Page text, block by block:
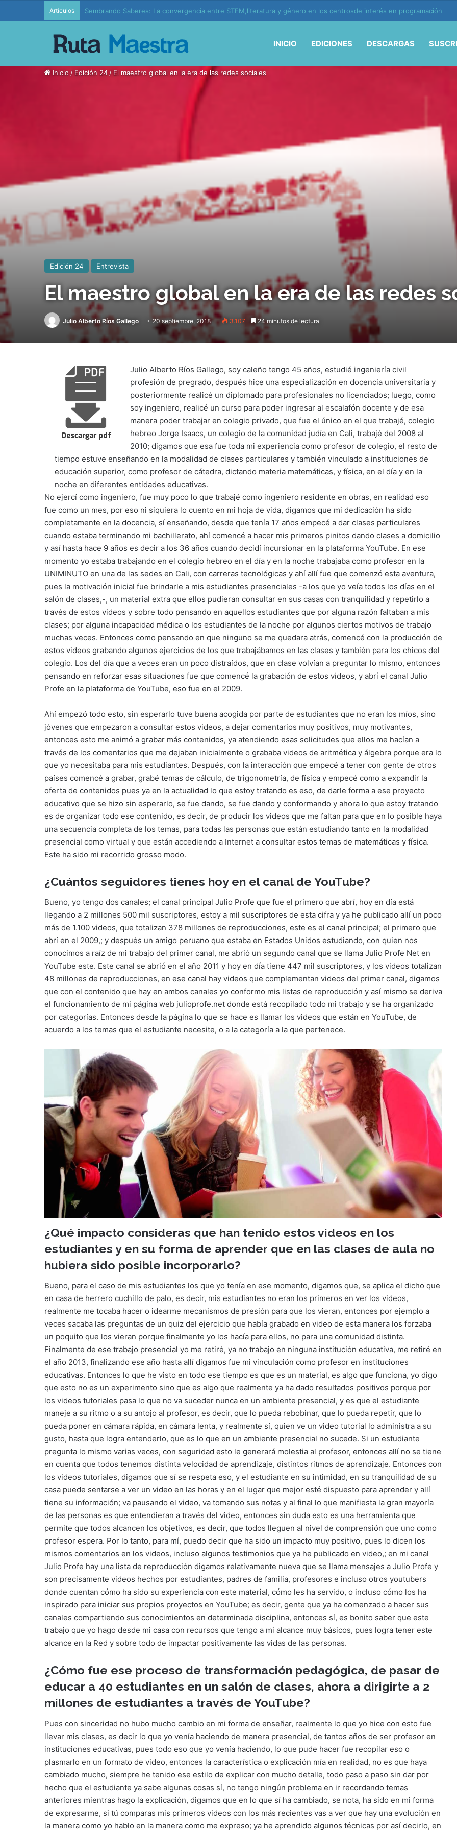
Artículos Edición 37 – Generaciones conectadas: educación y vida en la era de la IA
INICIO EDICIONES DESCARGAS
Inicio /Edición 24 /El maestro global en la era de las redes sociales
Edición 24 Entrevista
El maestro global en la era de las redes
Julio Alberto Ríos Gallego 20 septiembre, 2018 3.107 24 minutos de lectura
Julio Alberto Ríos Gallego, soy caleño tengo 45 años, estudié ingeniería civil
profesión de pregrado, después hice una especialización en docencia universitaria y
posteriormente realicé un diplomado para profesionales no licenciados; luego, como
soy ingeniero, realicé un curso para poder ingresar al escalafón docente y de esa
manera poder trabajar en colegio privado, que fue el único en el que trabajé, colegio
hebreo Jorge Isaacs, un colegio de la comunidad judía en Cali, trabajé del 2008 al
2010; digamos que esa fue toda mi experiencia como profesor de colegio, el resto de
tiempo estuve enseñando en la modalidad de clases particulares y también vinculado a instituciones de
educación superior, como profesor de cátedra, dictando materia matemáticas, y física, en el día y en la
noche en diferentes entidades educativas.
No ejercí como ingeniero, fue muy poco lo que trabajé como ingeniero residente en obras, en realidad eso
fue como un mes, por eso ni siquiera lo cuento en mi hoja de vida, digamos que mi dedicación ha sido
completamente en la docencia, sí enseñando, desde que tenía 17 años empecé a dar clases particulares
cuando estaba terminando mi bachillerato, ahí comencé a hacer mis primeros pinitos dando clases a domicilio
y así hasta hace 9 años es decir a los 36 años cuando decidí incursionar en la plataforma YouTube. En ese
momento yo estaba trabajando en el colegio hebreo en el día y en la noche trabajaba como profesor en la
UNIMINUTO en una de las sedes en Cali, con carreras tecnológicas y ahí allí fue que comenzó esta aventura,
pues la motivación inicial fue brindarle a mis estudiantes presenciales -a los que yo veía todos los días en el
salón de clases,-, un material extra que ellos pudieran consultar en sus casas con tranquilidad y repetirlo a
través de estos videos y sobre todo pensando en aquellos estudiantes que por alguna razón faltaban a mis
clases; por alguna incapacidad médica o los estudiantes de la noche por algunos ciertos motivos de trabajo
muchas veces. Entonces como pensando en que ninguno se me quedara atrás, comencé con la producción de
estos videos grabando algunos ejercicios de los que trabajábamos en las clases y también para los chicos del
colegio. Los del día que a veces eran un poco distraídos, que en clase volvían a preguntar lo mismo, entonces
pensando en reforzar esas situaciones fue que comencé la grabación de estos videos, y abrí el canal Julio
Profe en la plataforma de YouTube, eso fue en el 2009.
Ahí empezó todo esto, sin esperarlo tuve buena acogida por parte de estudiantes que no eran los míos, sino
jóvenes que empezaron a consultar estos videos, a dejar comentarios muy positivos, muy motivantes,
entonces esto me animó a grabar más contenidos, ya atendiendo esas solicitudes que ellos me hacían a
través de los comentarios que me dejaban inicialmente o grababa videos de aritmética y álgebra porque era lo
que yo necesitaba para mis estudiantes. Después, con la interacción que empecé a tener con gente de otros
países comencé a grabar, grabé temas de cálculo, de trigonometría, de física y empecé como a expandir la
oferta de contenidos pues ya en la actualidad lo que estoy tratando es eso, de darle forma a ese proyecto
educativo que se hizo sin esperarlo, se fue dando, se fue dando y conformando y ahora lo que estoy tratando
es de organizar todo ese contenido, es decir, de producir los videos que me faltan para que en lo posible haya
una secuencia completa de los temas, para todas las personas que están estudiando tanto en la modalidad
presencial como virtual y que están accediendo a Internet a consultar estos temas de matemáticas y física.
Este ha sido mi recorrido grosso modo.
¿Cuántos seguidores tienes hoy en el canal de YouTube?
Bueno, yo tengo dos canales; el canal principal Julio Profe que fue el primero que abrí, hoy en día está
llegando a 2 millones 500 mil suscriptores, estoy a mil suscriptores de esta cifra y ya he publicado allí un poco
más de 1.100 videos, que totalizan 378 millones de reproducciones, este es el canal principal; el primero que
abrí en el 2009,; y después un amigo peruano que estaba en Estados Unidos estudiando, con quien nos
conocimos a raíz de mi trabajo del primer canal, me abrió un segundo canal que se llama Julio Profe Net en
YouTube este. Este canal se abrió en el año 2011 y hoy en día tiene 447 mil suscriptores, y los videos totalizan
48 millones de reproducciones, en ese canal hay videos que complementan videos del primer canal, digamos
que con el contenido que hay en ambos canales yo conformo mis listas de reproducción y así mismo se deriva
el funcionamiento de mi página web julioprofe.net donde está recopilado todo mi trabajo y se ha organizado
por categorías. Entonces desde la página lo que se hace es llamar los videos que están en YouTube, de
acuerdo a los temas que el estudiante necesite, o a la categoría a la que pertenece.
¿Qué impacto consideras que han tenido estos videos en los
estudiantes y en su forma de aprender que en las clases de aula no
hubiera sido posible incorporarlo?
Bueno, para el caso de mis estudiantes los que yo tenía en ese momento, digamos que, se aplica el dicho que
en casa de herrero cuchillo de palo, es decir, mis estudiantes no eran los primeros en ver los videos,
realmente me tocaba hacer o idearme mecanismos de presión para que los vieran, entonces por ejemplo a
veces sacaba las preguntas de un quiz del ejercicio que había grabado en video de esta manera los forzaba
un poquito que los vieran porque finalmente yo los hacía para ellos, no para una comunidad distinta.
Finalmente de ese trabajo presencial yo me retiré, ya no trabajo en ninguna institución educativa, me retiré en
el año 2013, finalizando ese año hasta allí digamos fue mi vinculación como profesor en instituciones
educativas. Entonces lo que he visto en todo ese tiempo es que es un material, es algo que funciona, yo digo
que esto no es un experimento sino que es algo que realmente ya ha dado resultados positivos porque por
los videos tutoriales pasa lo que no va suceder nunca en un ambiente presencial, y es que el estudiante
maneje a su ritmo o a su antojo al profesor, es decir, que lo pueda rebobinar, que lo pueda repetir, que lo
pueda poner en cámara rápida, en cámara lenta, y realmente sí, quien ve un video tutorial lo administra a su
gusto, hasta que logra entenderlo, que es lo que en un ambiente presencial no sucede. Si un estudiante
pregunta lo mismo varias veces, con seguridad esto le generará molestia al profesor, entonces allí no se tiene
en cuenta que todos tenemos distinta velocidad de aprendizaje, distintos ritmos de aprendizaje. Entonces con
los videos tutoriales, digamos que sí se respeta eso, y el estudiante en su intimidad, en su tranquilidad de su
casa puede sentarse a ver un video en las horas y en el lugar que mejor esté dispuesto para aprender y allí
tiene su información; va pausando el video, va tomando sus notas y al final lo que manifiesta la gran mayoría
de las personas es que entendieran a través del video, entonces sin duda esto es una herramienta que
permite que todos alcancen los objetivos, es decir, que todos lleguen al nivel de comprensión que uno como
profesor espera. Por lo tanto, para mí, puedo decir que ha sido un impacto muy positivo, pues lo dicen los
mismos comentarios en los videos, incluso algunos testimonios que ya he publicado en video,; en mi canal
Julio Profe hay una lista de reproducción digamos relativamente nueva que se llama mensajes a Julio Profe y
son precisamente videos hechos por estudiantes, padres de familia, profesores e incluso otros youtubers
donde cuentan cómo ha sido su experiencia con este material, cómo les ha servido, o incluso cómo los ha
inspirado para iniciar sus propios proyectos en YouTube; es decir, gente que ya ha comenzado a hacer sus
canales compartiendo sus conocimientos en determinada disciplina, entonces sí, es bonito saber que este
trabajo que yo hago desde mi casa con recursos que tengo a mi alcance muy básicos, pues logra tener este
alcance en la Red y sobre todo de impactar positivamente las vidas de las personas.
¿Cómo fue ese proceso de transformación pedagógica, de pasar de
educar a 40 estudiantes en un salón de clases, ahora a dirigirte a 2
millones de estudiantes a través de YouTube?
Pues con sinceridad no hubo mucho cambio en mi forma de enseñar, realmente lo que yo hice con esto fue
llevar mis clases, es decir lo que yo venía haciendo de manera presencial, de tantos años de ser profesor en
instituciones educativas, pues todo eso que yo venía haciendo, lo que pude hacer fue recopilar eso o
plasmarlo en un formato de video, entonces la característica o explicación mía en realidad, no es que haya
cambiado mucho, siempre he tenido ese estilo de explicar con mucho detalle, todo paso a paso sin dar por
hecho que el estudiante ya sabe algunas cosas sí, no tengo ningún problema en ir recordando temas
anteriores mientras hago la explicación, digamos que en lo que sí ha cambiado, se nota, ha sido en mi forma
de expresarme, si tú comparas mis primeros videos con los más recientes vas a ver que hay una evolución en
la manera como yo hablo en la manera como me expreso; ya he aprendido algunos técnicas por así decirlo, en